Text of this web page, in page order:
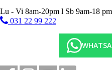
Lu - Vi 8am-20pm l Sb 9am-18 pm
031 22 99 222